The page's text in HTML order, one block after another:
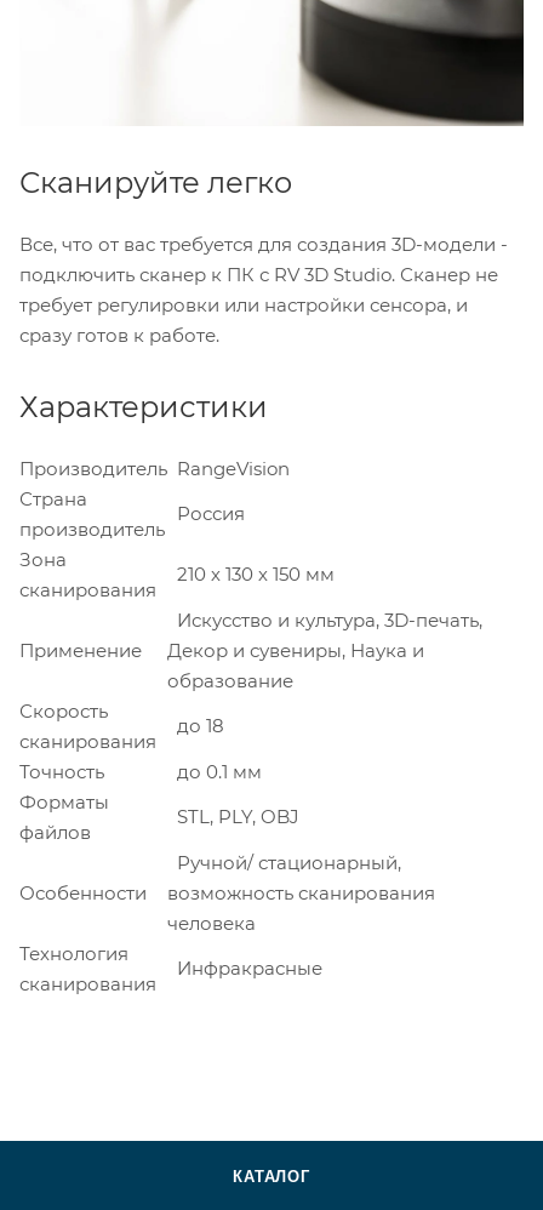
Сканируйте легко
Все, что от вас требуется для создания 3D-модели -
подключить сканер к ПК с RV 3D Studio. Сканер не
требует регулировки или настройки сенсора, и
сразу готов к работе.
Характеристики
Производитель RangeVision
Страна
производитель
Россия
Зона
сканирования
210 х 130 х 150 мм
Применение
Искусство и культура, 3D-печать,
Декор и сувениры, Наука и
образование
Скорость
сканирования
до 18
Точность
до 0.1 мм
Форматы
файлов
STL, PLY, OBJ
Особенности
Ручной/ стационарный,
возможность сканирования
человека
Технология
сканирования
Инфракрасные
КАТАЛОГ